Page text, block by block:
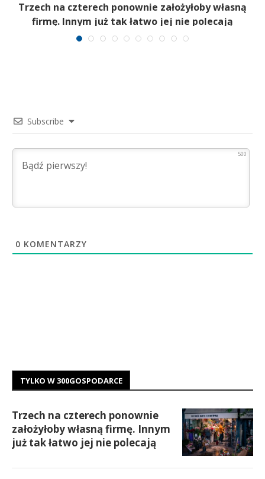
Trzech na czterech ponownie założyłoby własną
firmę. Innym już tak łatwo jej nie polecają
Subscribe
500
0 KOMENTARZY
TYLKO W 300GOSPODARCE
Trzech na czterech ponownie
założyłoby własną firmę. Innym
już tak łatwo jej nie polecają